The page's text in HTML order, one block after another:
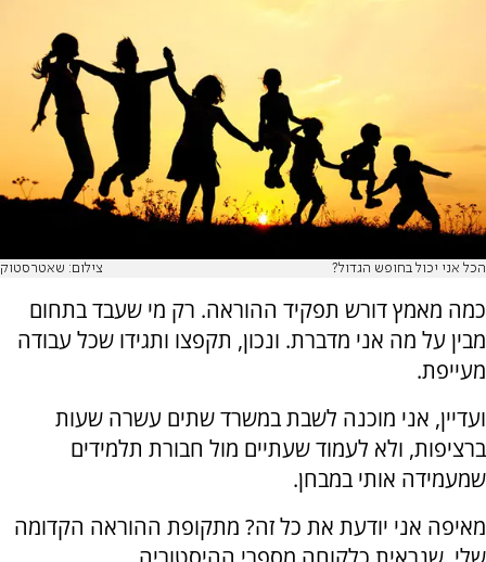
הכל אני יכול בחופש הגדול? צילום: שאטרסטוק
כמה מאמץ דורש תפקיד ההוראה. רק מי שעבד בתחום
מבין על מה אני מדברת. ונכון, תקפצו ותגידו שכל עבודה
מעייפת.
ועדיין, אני מוכנה לשבת במשרד שתים עשרה שעות
ברציפות, ולא לעמוד שעתיים מול חבורת תלמידים
שמעמידה אותי במבחן.
מאיפה אני יודעת את כל זה? מתקופת ההוראה הקדומה